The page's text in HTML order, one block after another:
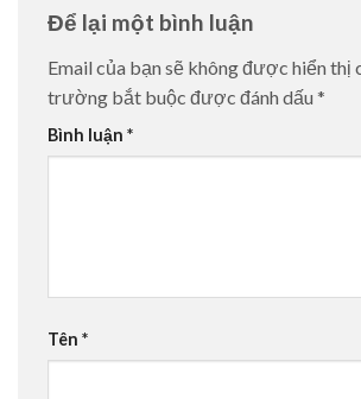
Để lại một bình luận
Email của bạn sẽ không được hiển thị
trường bắt buộc được đánh dấu *
Bình luận *
Tên *